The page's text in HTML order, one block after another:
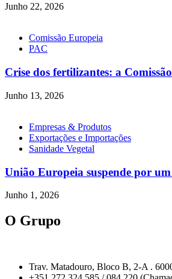
Junho 22, 2026
Comissão Europeia
PAC
Crise dos fertilizantes: a
Junho 13, 2026
Empresas & Produtos
Exportações e Importações
Sanidade Vegetal
União Europeia suspende por
Junho 1, 2026
O Grupo
Trav. Matadouro, Bloco B, 2-A .